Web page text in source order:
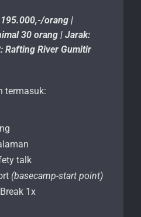
orang |
30 orang | Jarak:
Rafting River Gumitir
termasuk:
talk
(basecamp-start point)
1x